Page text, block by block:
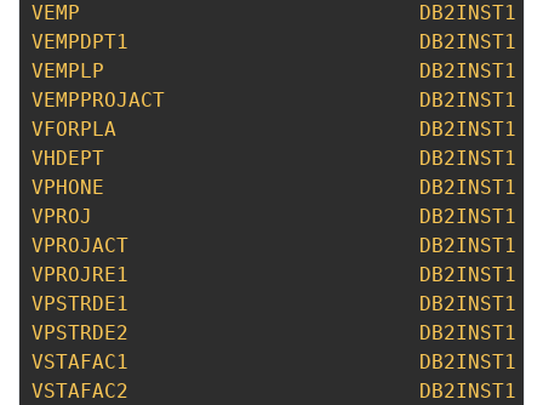
VEMP
DB2INST1
VEMPDPT1
DB2INST1
VEMPLP
DB2INST1
VEMPPROJACT
DB2INST1
VFORPLA
DB2INST1
VHDEPT
DB2INST1
VPHONE
DB2INST1
VPROJ
DB2INST1
VPROJACT
DB2INST1
VPROJRE1
DB2INST1
VPSTRDE1
DB2INST1
VPSTRDE2
DB2INST1
VSTAFAC1
DB2INST1
VSTAFAC2
DB2INST1